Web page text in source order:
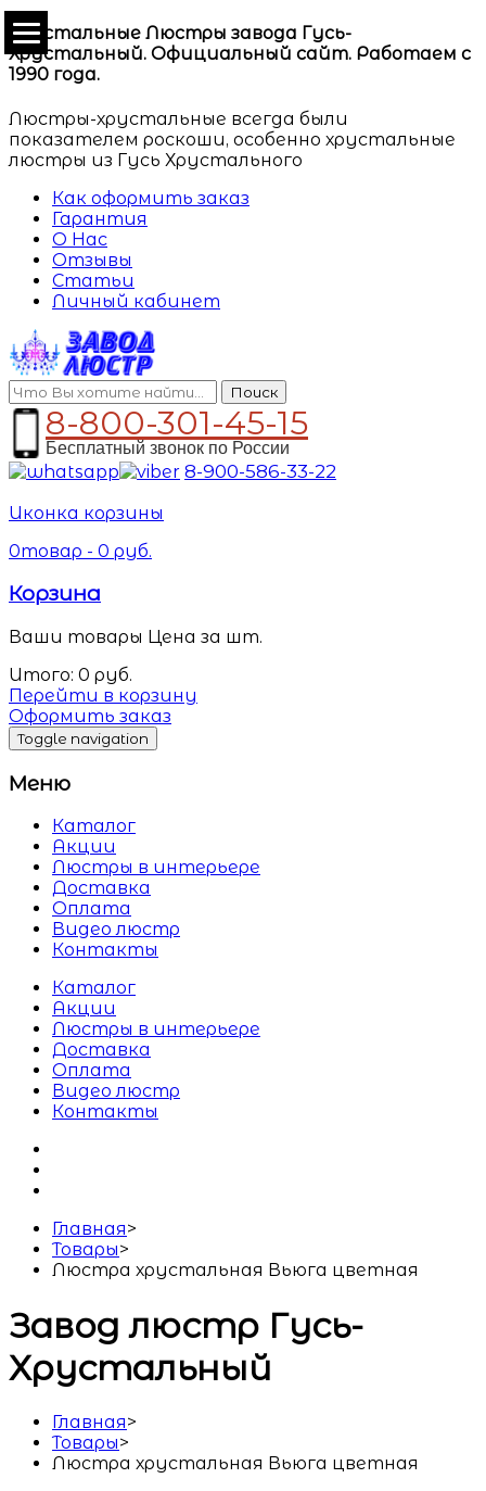
Хрустальные Люстры завода Гусь-
Хрустальный. Официальный сайт. Работаем с
1990 года.
Люстры-хрустальные всегда были
показателем роскоши, особенно хрустальные
люстры из Гусь Хрустального
Как оформить заказ
Гарантия
О Нас
Отзывы
Статьи
Личный кабинет
Поиск
8-800-301-45-15
Бесплатный звонок по России
8-900-586-33-22
Иконка корзины
0товар - 0 руб.
Корзина
Ваши товары Цена за шт.
Итого: 0 руб.
Перейти в корзину
Оформить заказ
Toggle navigation
Меню
Каталог
Акции
Люстры в интерьере
Доставка
Оплата
Видео люстр
Контакты
Каталог
Акции
Люстры в интерьере
Доставка
Оплата
Видео люстр
Контакты
Главная>
Товары>
Люстра хрустальная Вьюга цветная
Завод люстр Гусь-
Хрустальный
Главная>
Товары>
Люстра хрустальная Вьюга цветная